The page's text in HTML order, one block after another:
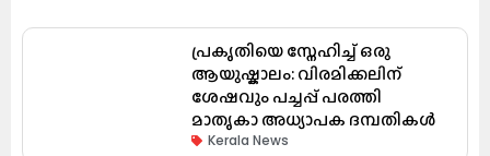
പ്രകൃതിയെ സ്നേഹിച്ച് ഒരു
ആയുഷ്കാലം: വിരമിക്കലിന്
ശേഷവും പച്ചപ്പ് പരത്തി
മാതൃകാ അധ്യാപക ദമ്പതികൾ
Kerala News